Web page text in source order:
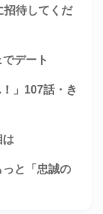
招待してくだ
デート
」107話・き
は
っと「忠誠の